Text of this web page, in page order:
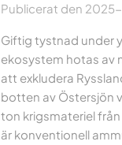
Publicerat den
Giftig tystnad under
ekosystem hotas av
att exkludera
botten av Östersjön
ton krigsmateriel
är konventionell